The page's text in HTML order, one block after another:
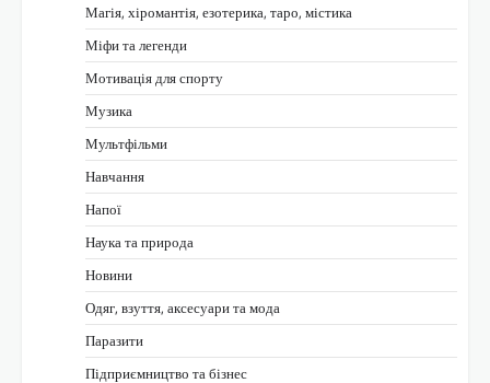
Магія, хіромантія, езотерика, таро, містика
Міфи та легенди
Мотивація для спорту
Музика
Мультфільми
Навчання
Напої
Наука та природа
Новини
Одяг, взуття, аксесуари та мода
Паразити
Підприємництво та бізнес